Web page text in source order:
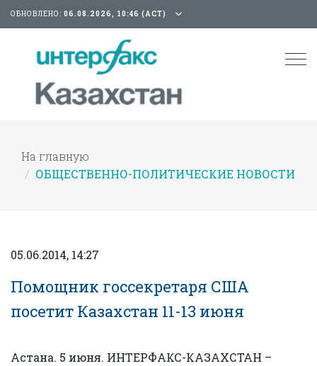
ОБНОВЛЕНО: 06.08.2026, 10:46 (АСТ)
На главную
ОБЩЕСТВЕННО-ПОЛИТИЧЕСКИЕ НОВОСТИ
05.06.2014, 14:27
Помощник госсекретаря США
посетит Казахстан 11-13 июня
Астана. 5 июня. ИНТЕРФАКС-КАЗАХСТАН –